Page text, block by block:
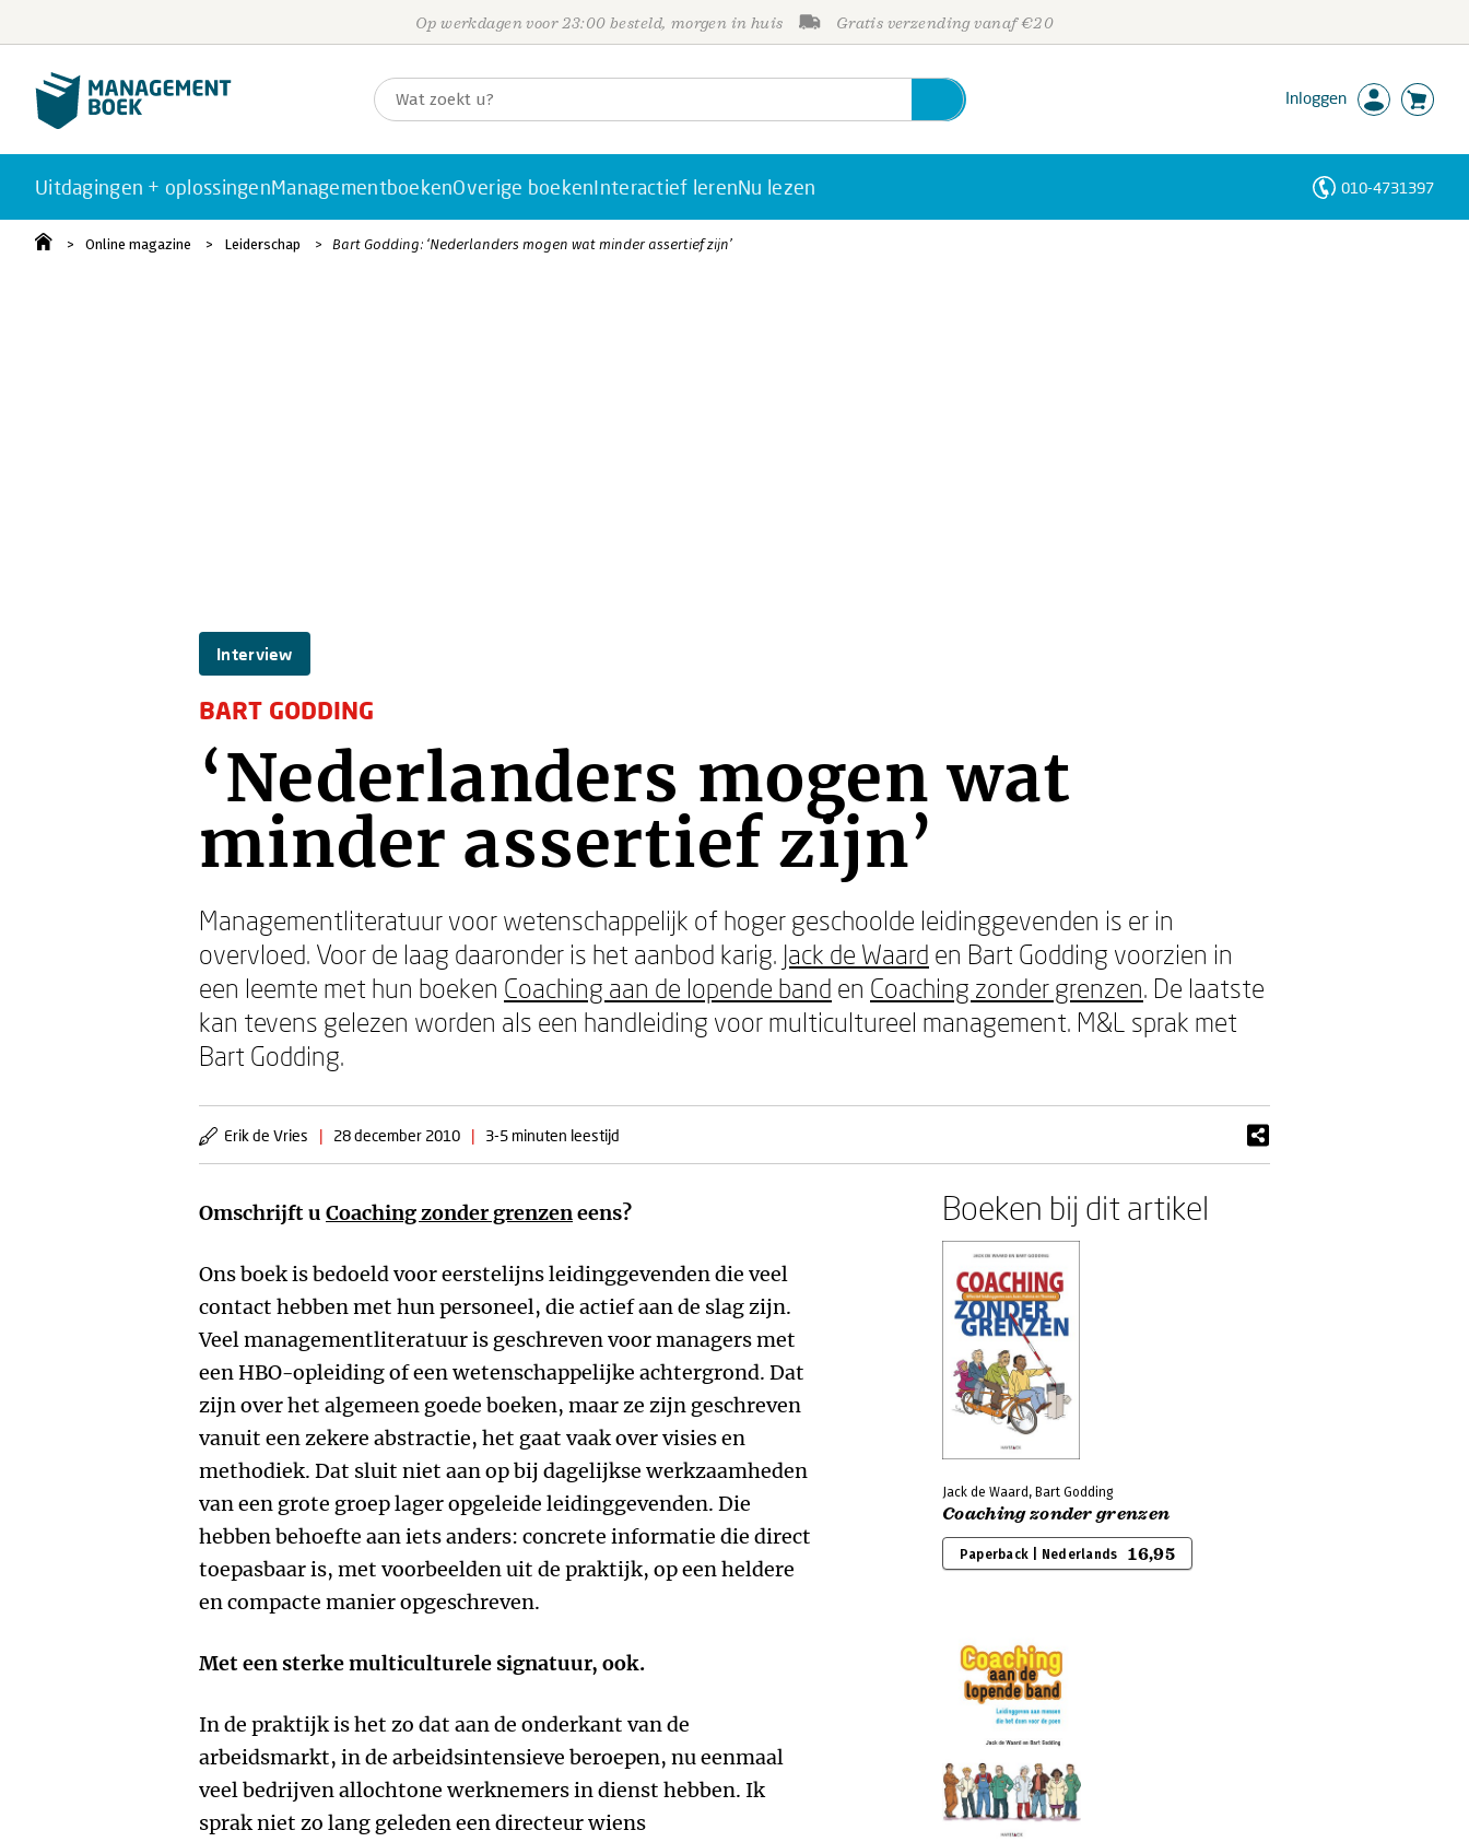
Op werkdagen voor 23:00 besteld, morgen in huis Gratis verzending vanaf €20
Inloggen
Uitdagingen + oplossingenManagementboekenOverige boekenInteractief lerenNu lezen 010-4731397
Online magazine Leiderschap Bart Godding: ‘Nederlanders mogen wat minder assertief zijn’
Interview
BART GODDING
‘Nederlanders mogen wat
minder assertief zijn’
Managementliteratuur voor wetenschappelijk of hoger geschoolde leidinggevenden is er in
overvloed. Voor de laag daaronder is het aanbod karig. Jack de Waard en Bart Godding voorzien in
een leemte met hun boeken Coaching aan de lopende band en Coaching zonder grenzen. De laatste
kan tevens gelezen worden als een handleiding voor multicultureel management. M&L sprak met
Bart Godding.
Erik de Vries | 28 december 2010 | 3-5 minuten leestijd
Omschrijft u Coaching zonder grenzeneens?
Ons boek is bedoeld voor eerstelijns leidinggevenden die veel
contact hebben met hun personeel, die actief aan de slag zijn.
Veel managementliteratuur is geschreven voor managers met
een HBO-opleiding of een wetenschappelijke achtergrond. Dat
zijn over het algemeen goede boeken, maar ze zijn geschreven
vanuit een zekere abstractie, het gaat vaak over visies en
methodiek. Dat sluit niet aan op bij dagelijkse werkzaamheden
van een grote groep lager opgeleide leidinggevenden. Die
hebben behoefte aan iets anders: concrete informatie die direct
toepasbaar is, met voorbeelden uit de praktijk, op een heldere
en compacte manier opgeschreven.
Met een sterke multiculturele signatuur, ook.
In de praktijk is het zo dat aan de onderkant van de
arbeidsmarkt, in de arbeidsintensieve beroepen, nu eenmaal
veel bedrijven allochtone werknemers in dienst hebben. Ik
sprak niet zo lang geleden een directeur wiens
Boeken bij dit artikel
Jack de Waard, Bart Godding
Coaching zonder grenzen
Paperback | Nederlands 16,95
Personen